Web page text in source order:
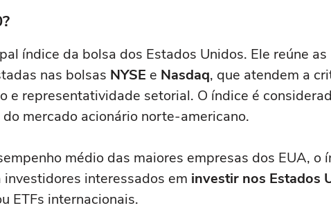
índice da bolsa dos Estados Unidos. Ele reúne
nas bolsas NYSE e Nasdaq, que atendem a
e representatividade setorial. O índice é
mercado acionário norte-americano.
médio das maiores empresas dos EUA, o
interessados em investir nos Estados
ETFs internacionais.